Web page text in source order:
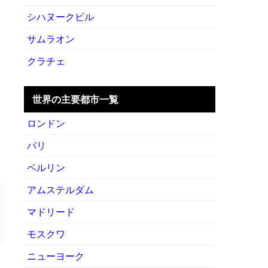
シハヌークビル
サムラオン
クラチェ
世界の主要都市一覧
ロンドン
パリ
ベルリン
アムステルダム
マドリード
モスクワ
ニューヨーク